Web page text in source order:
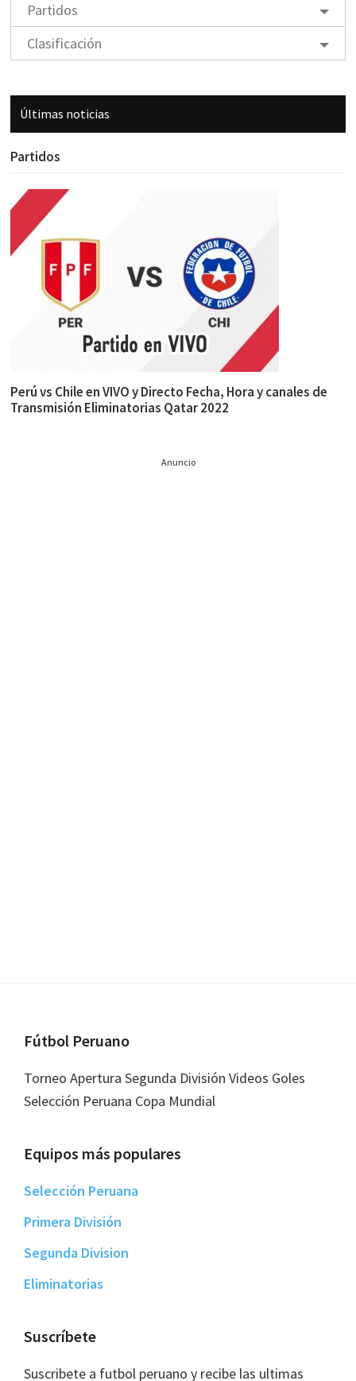
Partidos
Clasificación
Últimas noticias
Partidos
Perú vs Chile en VIVO y Directo Fecha, Hora y canales de
Transmisión Eliminatorias Qatar 2022
Anuncio
Footer
Fútbol Peruano
Torneo Apertura Segunda División Videos Goles
Selección Peruana Copa Mundial
Equipos más populares
Selección Peruana
Primera División
Segunda Division
Eliminatorias
Suscríbete
Suscribete a futbol peruano y recibe las ultimas